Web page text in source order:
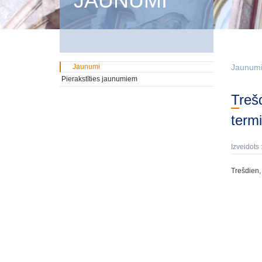
Jaunumi
Trešdien, 25. janvārī, tika izsolīti GMTN vērtspapīri iekšējā tirgū ar dzēšanas
Izveidots
Jaunumi
Pierakstīties jaunumiem